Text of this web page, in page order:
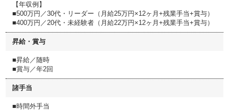
【年収例】
■500万円／30代・リーダー（月給25万円×12ヶ月+残業手当+賞与）
■400万円／20代・未経験者（月給22万円×12ヶ月+残業手当+賞与）
昇給・賞与
■昇給／随時
■賞与／年2回
諸手当
■時間外手当